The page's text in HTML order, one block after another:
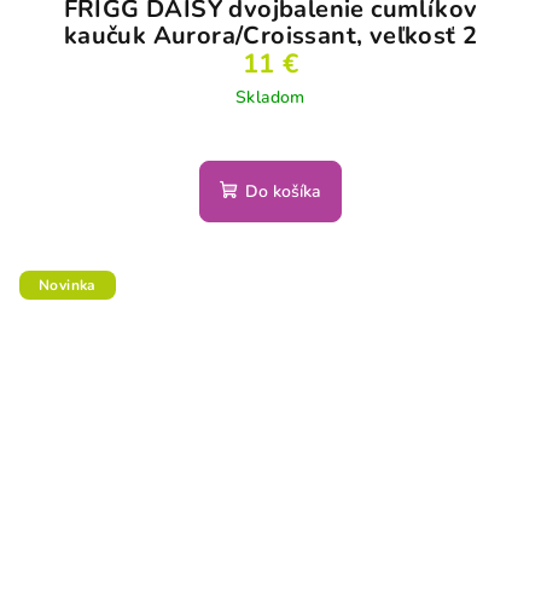
FRIGG DAISY dvojbalenie cumlíkov
kaučuk Aurora/Croissant, veľkosť 2
11 €
Skladom
Do košíka
Novinka